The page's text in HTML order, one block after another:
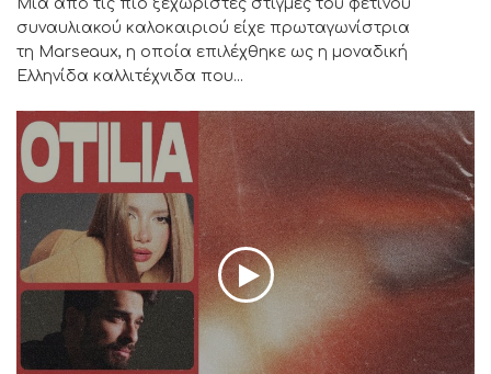
Μία από τις πιο ξεχωριστές στιγμές του φετινού
συναυλιακού καλοκαιριού είχε πρωταγωνίστρια
τη Marseaux, η οποία επιλέχθηκε ως η μοναδική
Ελληνίδα καλλιτέχνιδα που...